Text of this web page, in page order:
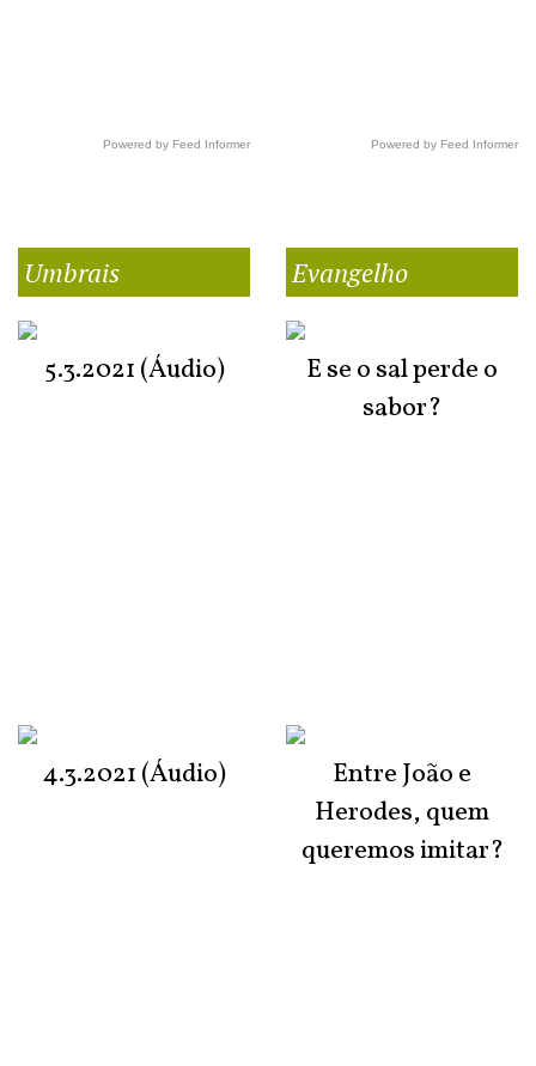
Powered by Feed Informer Powered by Feed Informer
Umbrais
5.3.2021 (Áudio)
4.3.2021 (Áudio)
Evangelho
E se o sal perde o
sabor?
Entre João e
Herodes, quem
queremos imitar?